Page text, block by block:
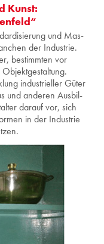
Kunst:
und Mas­
der In­dus­trie.
be­stimm­ten vor
in­dus­tri­el­ler Güter
und an­de­ren Aus­bil­
dar­auf vor, sich
in der In­dus­trie